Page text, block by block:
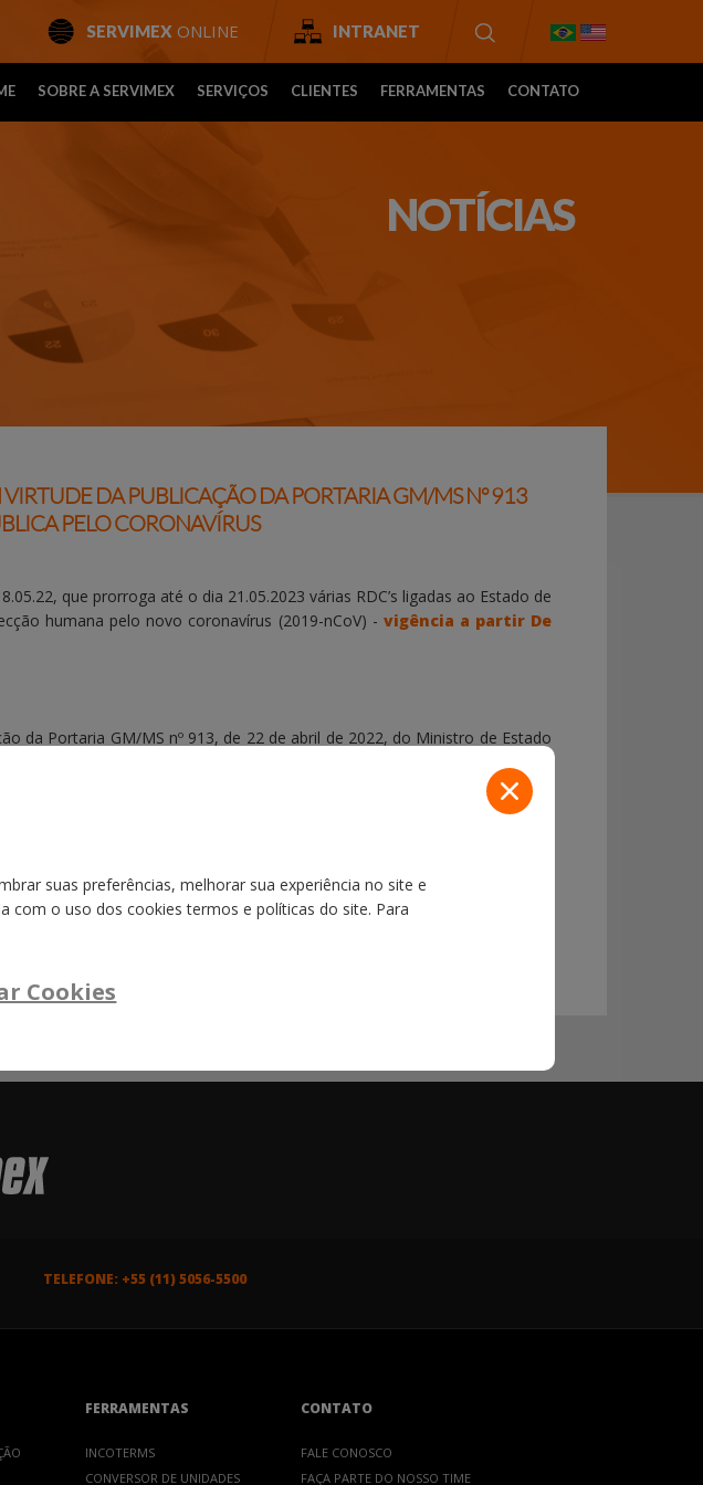
SERVIMEX ONLINE INTRANET
SOBRE A SERVIMEX SERVIÇOS CLIENTES FERRAMENTAS CONTATO
NOTÍCIAS
DA PUBLICAÇÃO DA PORTARIA GM/MS Nº 913
PELO CORONAVÍRUS
que prorroga até o dia 21.05.2023 várias RDC’s ligadas ao Estado de
humana pelo novo coronavírus (2019-nCoV) - vigência a partir De
da Portaria GM/MS nº 913, de 22 de abril de 2022, do Ministro de Estado
Nacional
TELEFONE: +55 (11) 5056-5500
FERRAMENTAS
INCOTERMS
CONVERSOR DE UNIDADES
CONTATO
FALE CONOSCO
FAÇA PARTE DO NOSSO TIME
suas preferências, melhorar sua experiência no site e
com o uso dos cookies termos e políticas do site. Para
Cookies